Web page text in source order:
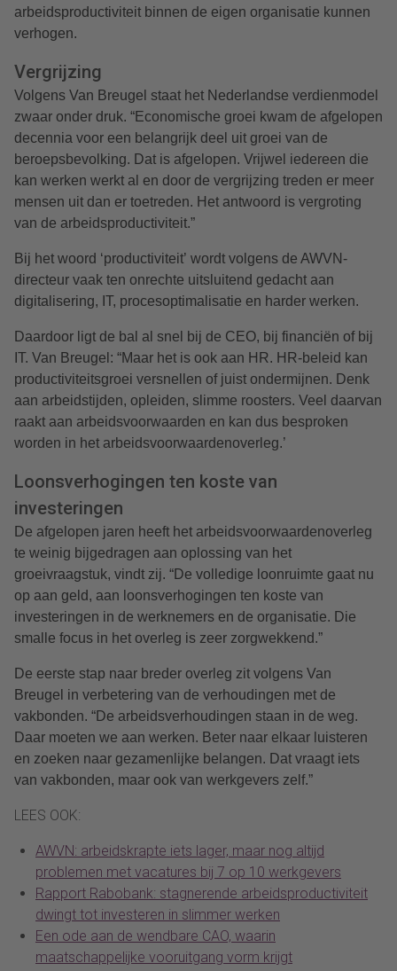
arbeidsproductiviteit binnen de eigen organisatie kunnen
verhogen.
Vergrijzing
Volgens Van Breugel staat het Nederlandse verdienmodel
zwaar onder druk. “Economische groei kwam de afgelopen
decennia voor een belangrijk deel uit groei van de
beroepsbevolking. Dat is afgelopen. Vrijwel iedereen die
kan werken werkt al en door de vergrijzing treden er meer
mensen uit dan er toetreden. Het antwoord is vergroting
van de arbeidsproductiviteit.”
Bij het woord ‘productiviteit’ wordt volgens de AWVN-
directeur vaak ten onrechte uitsluitend gedacht aan
digitalisering, IT, procesoptimalisatie en harder werken.
Daardoor ligt de bal al snel bij de CEO, bij financiën of bij
IT. Van Breugel: “Maar het is ook aan HR. HR-beleid kan
productiviteitsgroei versnellen of juist ondermijnen. Denk
aan arbeidstijden, opleiden, slimme roosters. Veel daarvan
raakt aan arbeidsvoorwaarden en kan dus besproken
worden in het arbeidsvoorwaardenoverleg.’
Loonsverhogingen ten koste van
investeringen
De afgelopen jaren heeft het arbeidsvoorwaardenoverleg
te weinig bijgedragen aan oplossing van het
groeivraagstuk, vindt zij. “De volledige loonruimte gaat nu
op aan geld, aan loonsverhogingen ten koste van
investeringen in de werknemers en de organisatie. Die
smalle focus in het overleg is zeer zorgwekkend.”
De eerste stap naar breder overleg zit volgens Van
Breugel in verbetering van de verhoudingen met de
vakbonden. “De arbeidsverhoudingen staan in de weg.
Daar moeten we aan werken. Beter naar elkaar luisteren
en zoeken naar gezamenlijke belangen. Dat vraagt iets
van vakbonden, maar ook van werkgevers zelf.”
LEES OOK:
AWVN: arbeidskrapte iets lager, maar nog altijd
problemen met vacatures bij 7 op 10 werkgevers
Rapport Rabobank: stagnerende arbeidsproductiviteit
dwingt tot investeren in slimmer werken
Een ode aan de wendbare CAO, waarin
maatschappelijke vooruitgang vorm krijgt